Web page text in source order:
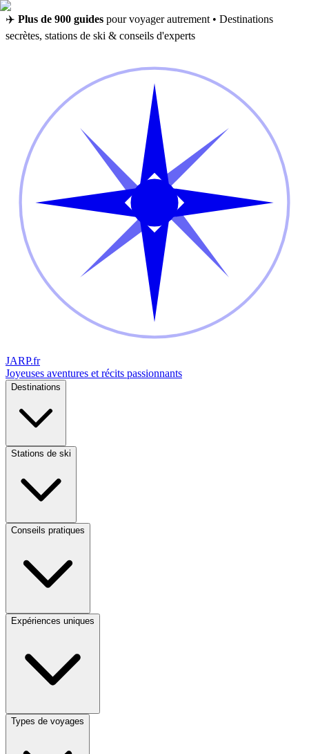
✈️ Plus de 900 guides pour voyager autrement • Destinations
secrètes, stations de ski & conseils d'experts
JARP.fr
Joyeuses aventures et récits passionnants
Destinations
Stations de ski
Conseils pratiques
Expériences uniques
Types de voyages